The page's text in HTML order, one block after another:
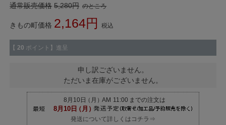
通常販売価格 5,280 のところ
きもの町価格 2,164 税込
【 20 ポイント】進呈
申し訳ございません。
ただいま在庫がございません。
発送について詳しくはコチラ⇒